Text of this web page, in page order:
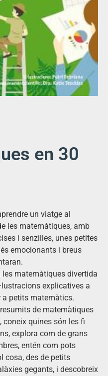
en 30
un viatge al
les matemàtiques, amb
i senzilles, unes petites
emocionants i breus
les matemàtiques divertida
explicatives a
a petits matemàtics.
de matemàtiques
coneix quines són les fi
explora com de grans
entén com pots
cosa, des de petits
gegants, i descobreix